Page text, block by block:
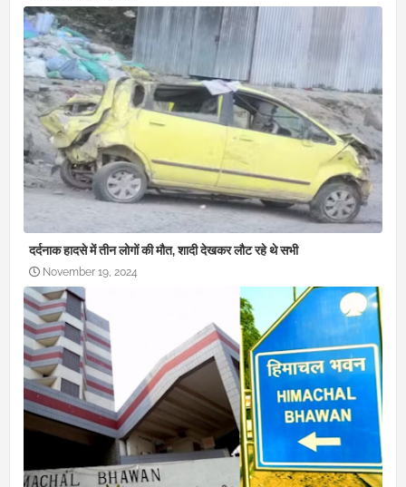
दर्दनाक हादसे में तीन लोगों की मौत, शादी देखकर लौट रहे थे सभी
November 19, 2024